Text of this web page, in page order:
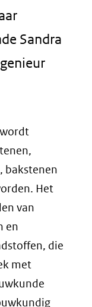
Sandra
bakstenen
Het
van
en
die
met